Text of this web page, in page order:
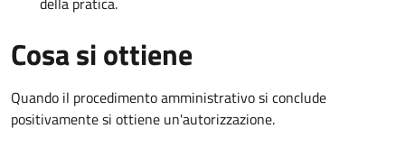
Cosa si ottiene
Quando il procedimento amministrativo si conclude
positivamente si ottiene un'autorizzazione.